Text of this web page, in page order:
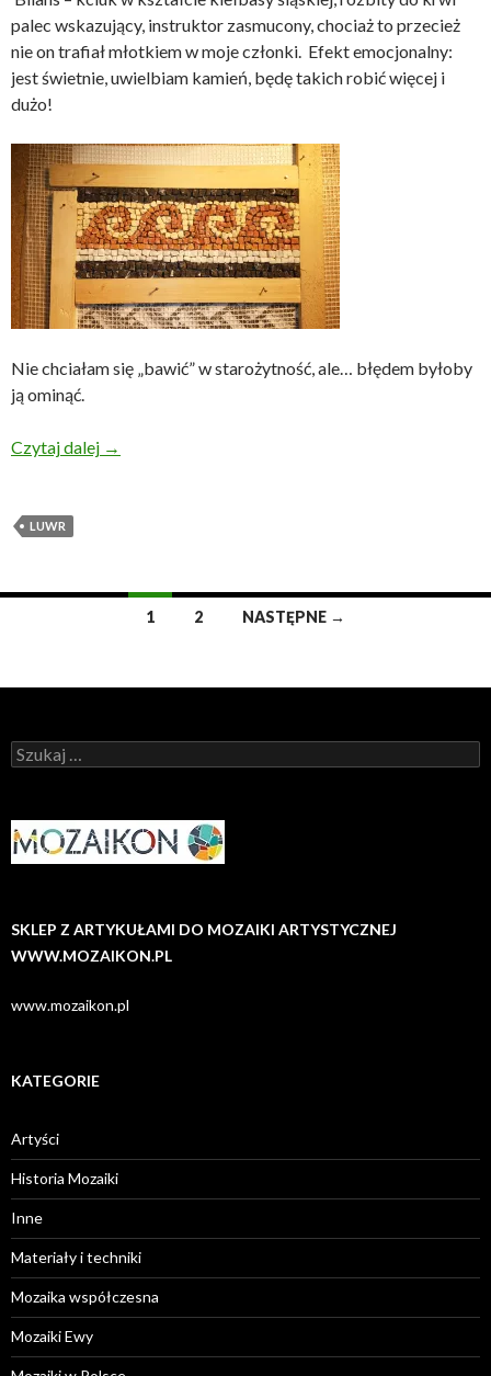
palec wskazujący, instruktor zasmucony, chociaż to przecież
nie on trafiał młotkiem w moje członki. Efekt emocjonalny:
jest świetnie, uwielbiam kamień, będę takich robić więcej i
dużo!
Nie chciałam się „bawić” w starożytność, ale… błędem byłoby
ją ominąć.
Czytaj dalej Starożytności, przybyłam … + Luwr cz. 3
→
LUWR
wpisach
1 2 NASTĘPNE →
Szukaj:
SKLEP Z ARTYKUŁAMI DO MOZAIKI ARTYSTYCZNEJ
WWW.MOZAIKON.PL
www.mozaikon.pl
KATEGORIE
Artyści
Historia Mozaiki
Inne
Materiały i techniki
Mozaika współczesna
Mozaiki Ewy